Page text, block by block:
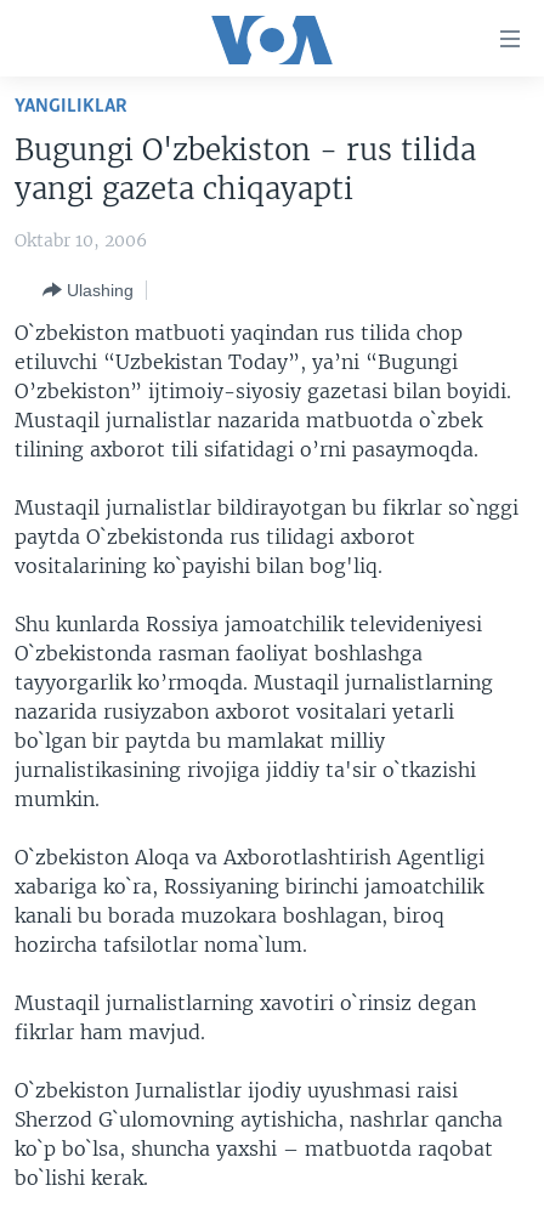
Boshiga
Qidiruvga
o'ting
AMERIKA
VATANDOSHLAR
MULTIMEDIA
AMERIKA MANZARALARI
XALQARO HAYOT
MOBIL-SALOM!
VIDEO
IJTIMOIY TARMOQLAR
FACEBOOK
INSTAGRAM
ODNOKLASSNIKI
TWITTER
SOUNDCLOUD
INGLIZ TILI DARSLARI
Learning English
VOA
YANGILIKLAR
Bugungi O'zbekiston - rus tilida
yangi gazeta chiqayapti
Oktabr 10, 2006
Ulashing
O`zbekiston matbuoti yaqindan rus tilida chop
etiluvchi “Uzbekistan Today”, ya’ni “Bugungi
O’zbekiston” ijtimoiy-siyosiy gazetasi bilan boyidi.
Mustaqil jurnalistlar nazarida matbuotda o`zbek
tilining axborot tili sifatidagi o’rni pasaymoqda.
Mustaqil jurnalistlar bildirayotgan bu fikrlar so`nggi
paytda O`zbekistonda rus tilidagi axborot
vositalarining ko`payishi bilan bog'liq.
Shu kunlarda Rossiya jamoatchilik televideniyesi
O`zbekistonda rasman faoliyat boshlashga
tayyorgarlik ko’rmoqda. Mustaqil jurnalistlarning
nazarida rusiyzabon axborot vositalari yetarli
bo`lgan bir paytda bu mamlakat milliy
jurnalistikasining rivojiga jiddiy ta'sir o`tkazishi
mumkin.
O`zbekiston Aloqa va Axborotlashtirish Agentligi
xabariga ko`ra, Rossiyaning birinchi jamoatchilik
kanali bu borada muzokara boshlagan, biroq
hozircha tafsilotlar noma`lum.
Mustaqil jurnalistlarning xavotiri o`rinsiz degan
fikrlar ham mavjud.
O`zbekiston Jurnalistlar ijodiy uyushmasi raisi
Sherzod G`ulomovning aytishicha, nashrlar qancha
ko`p bo`lsa, shuncha yaxshi – matbuotda raqobat
bo`lishi kerak.